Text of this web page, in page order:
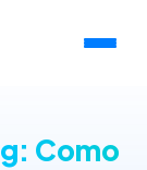
Como